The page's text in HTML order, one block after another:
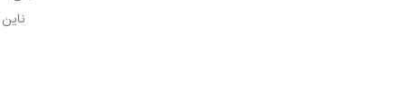
ناین